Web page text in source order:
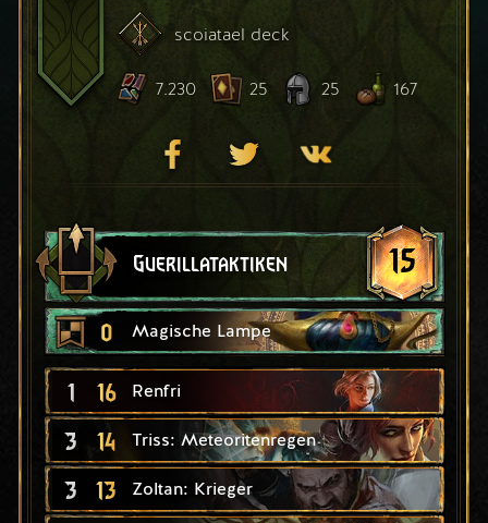
scoiatael deck
7.230 25 25 167
Guerillataktiken 15
0 Magische Lampe
1 16 Renfri
3 14 Triss: Meteoritenregen
3 13 Zoltan: Krieger